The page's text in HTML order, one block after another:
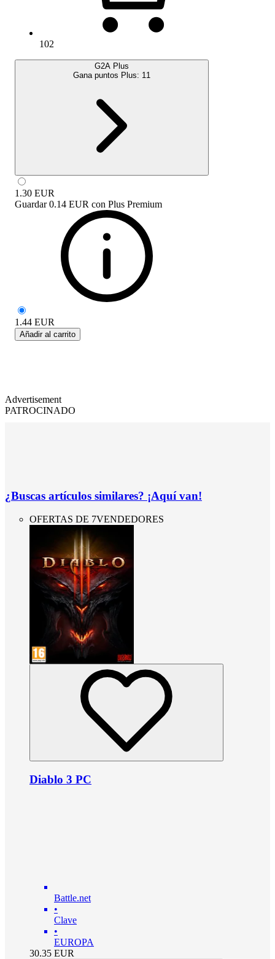
102
G2A Plus
Gana puntos Plus: 11
1.30 EUR
Guardar 0.14 EUR con Plus Premium
1.44 EUR
Añadir al carrito
Advertisement
PATROCINADO
¿Buscas artículos similares? ¡Aquí van!
OFERTAS DE 7VENDEDORES
Diablo 3 PC
Battle.net
•
Clave
•
EUROPA
30.35 EUR